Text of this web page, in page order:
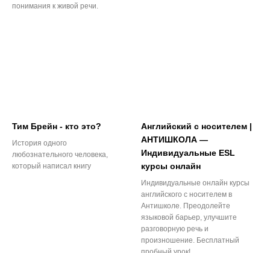
понимания к живой речи.
Тим Брейн - кто это?
История одного
любознательного человека,
который написал книгу
Английский с носителем |
АНТИШКОЛА —
Индивидуальные ESL
курсы онлайн
Индивидуальные онлайн курсы
английского с носителем в
Антишколе. Преодолейте
языковой барьер, улучшите
разговорную речь и
произношение. Бесплатный